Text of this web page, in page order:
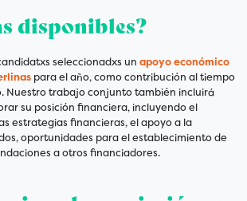
disponibles?
seleccionadxs un apoyo económico
para el año, como contribución al tiempo
Nuestro trabajo conjunto también incluirá
su posición financiera, incluyendo el
estrategias financieras, el apoyo a la
oportunidades para el establecimiento de
a otros financiadores.